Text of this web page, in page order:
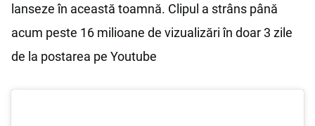
lanseze în această toamnă. Clipul a strâns până
acum peste 16 milioane de vizualizări în doar 3 zile
de la postarea pe Youtube